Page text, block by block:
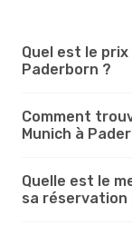
Quel est le
Paderborn ?
Comment
Munich à
Quelle est le
sa réservation